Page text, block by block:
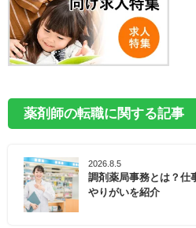
薬剤師の転職に関する記事
2026.8.5
調剤薬局事務とは？仕
やりがいを紹介